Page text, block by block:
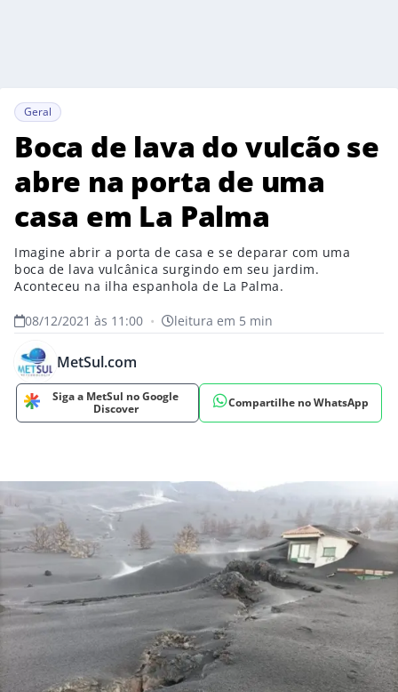
Geral
Boca de lava do vulcão se
abre na porta de uma
casa em La Palma
Imagine abrir a porta de casa e se deparar com uma
boca de lava vulcânica surgindo em seu jardim.
Aconteceu na ilha espanhola de La Palma.
08/12/2021 às 11:00 • leitura em 5 min
MetSul.com
Siga a MetSul no Google
Discover
Compartilhe no WhatsApp